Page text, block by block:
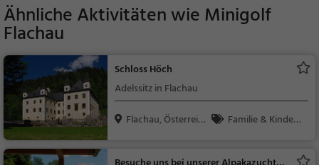
Ähnliche Aktivitäten wieMinigolf
Flachau
Schloss Höch
Adelssitz in Flachau
Flachau, Österreic
Familie & Kinder,